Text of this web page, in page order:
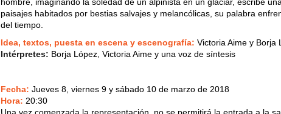
paisajes habitados por bestias salvajes y melancólicas, su palabra
del tiempo.
Idea, textos, puesta en escena y escenografía: Victoria Aime y Borja
Intérpretes: Borja López, Victoria Aime y una voz de síntesis
Fecha: Jueves 8, viernes 9 y sábado 10 de marzo de 2018
Hora: 20:30
Una vez comenzada la representación, no se permitirá la entrada a la